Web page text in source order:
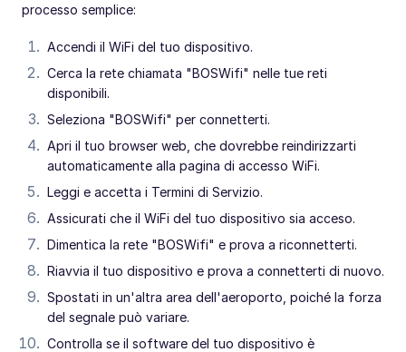
processo semplice:
Accendi il WiFi del tuo dispositivo.
Cerca la rete chiamata "BOSWifi" nelle tue reti
disponibili.
Seleziona "BOSWifi" per connetterti.
Apri il tuo browser web, che dovrebbe reindirizzarti
automaticamente alla pagina di accesso WiFi.
Leggi e accetta i Termini di Servizio.
Assicurati che il WiFi del tuo dispositivo sia acceso.
Dimentica la rete "BOSWifi" e prova a riconnetterti.
Riavvia il tuo dispositivo e prova a connetterti di nuovo.
Spostati in un'altra area dell'aeroporto, poiché la forza
del segnale può variare.
Controlla se il software del tuo dispositivo è